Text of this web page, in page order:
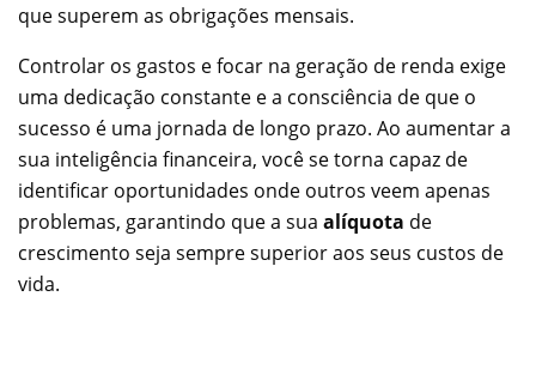
que superem as obrigações mensais.
Controlar os gastos e focar na geração de renda exige
uma dedicação constante e a consciência de que o
sucesso é uma jornada de longo prazo. Ao aumentar a
sua inteligência financeira, você se torna capaz de
identificar oportunidades onde outros veem apenas
problemas, garantindo que a sua alíquota de
crescimento seja sempre superior aos seus custos de
vida.